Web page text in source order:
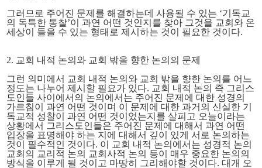
그러므로 주어진 문제를 해결하는데 사용될 수 있는 ‘기독교
의 독특한 통찰’이 과연 어떤 것인지를 찾아 그것을 교회와 온
세상이 들을 수 있는 형태로 제시하는 것이 필요한 것이다.
2. 교회 내적 논의와 교회 밖을 향한 논의의 문제
그런 의미에서 교회 내적 논의와 교회 밖을 향한 논의를 어느
정도는 나누어 제시할 필요가 있다. 교회 내적 논의 즉 그리스
도인들 사이에서의 논의에서는 주어진 문제에 대한 성경의
가르침이 과연 어떤 것이며 이 문제에 대한 과거의 신실한 기
독교적 성찰이 과연 어떤 것이었는지를 살피고 오늘이라는
상황에서 그리스도인들은 주어진 문제에 대해서 과연 어떤
입장을 표명해야 하는 지에 대해서 깊이 있게 서로 논의하는
것이 필수적인 것이다. 이 교회 내적 논의에서는 성경적 논의
교회의 교리적 논의 교회사적 논의 등이 매우 중요한 논의의
방식을 이루게 될 것이고 마땅히 그리해야할 것이다. 대개 오